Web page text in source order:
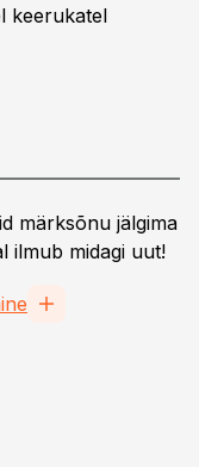
keerukatel
märksõnu jälgima
ilmub midagi uut!